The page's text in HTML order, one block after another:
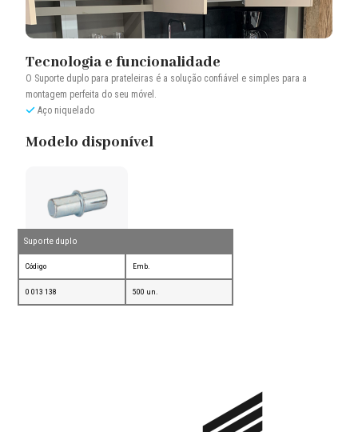
O Suporte duplo para prateleiras é a solução confiável e simples para a
montagem perfeita do seu móvel.
Aço niquelado
Tecnologia e funcionalidade
Modelo disponível
Suporte duplo
Código Emb.
0 013 138 500 un.